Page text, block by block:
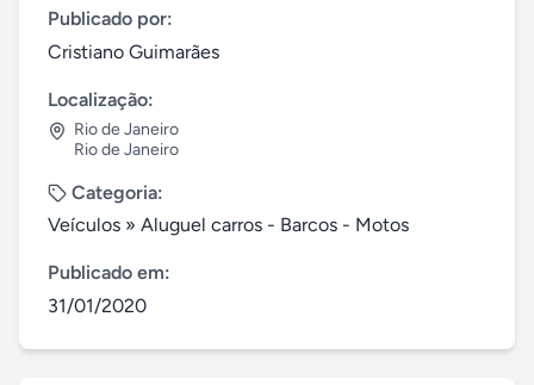
Publicado por:
Cristiano Guimarães
Localização:
Rio de Janeiro
Rio de Janeiro
Categoria:
Veículos » Aluguel carros - Barcos - Motos
Publicado em:
31/01/2020